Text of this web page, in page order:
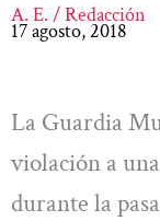
A. E. / Redacción
17 agosto, 2018
La Guardia
violación a
durante la